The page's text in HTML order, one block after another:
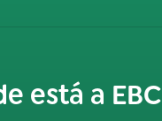
está a EBC